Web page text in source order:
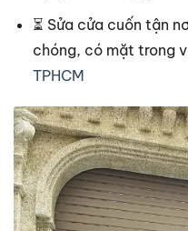
⏳ Sửa cửa cuốn tận
chóng, có mặt trong
TPHCM